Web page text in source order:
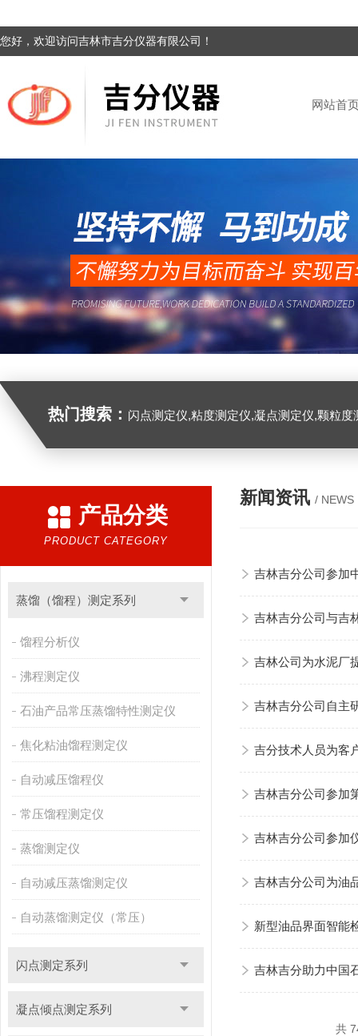
您好，欢迎访问吉林市吉分仪器有限公司！
网站首
热门搜索： 闪点测定仪,粘度测定仪,凝点测定仪,颗粒
产品分类
PRODUCT CATEGORY
蒸馏（馏程）测定系列
馏程分析仪
沸程测定仪
石油产品常压蒸馏特性测定仪
焦化粘油馏程测定仪
自动减压馏程仪
常压馏程测定仪
蒸馏测定仪
自动减压蒸馏测定仪
自动蒸馏测定仪（常压）
闪点测定系列
凝点倾点测定系列
新闻资讯 / NEWS
吉林吉分公司参加
吉林吉分公司与吉
吉林公司为水泥厂
吉林吉分公司自主
吉分技术人员为客
吉林吉分公司参加
吉林吉分公司参加
吉林吉分公司为油
新型油品界面智能
吉林吉分助力中国
共